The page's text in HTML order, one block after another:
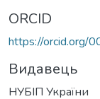
ORCID
https://
Видавець
НУБІП України